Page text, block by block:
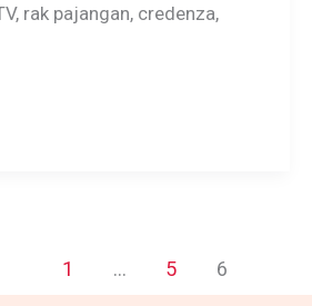
rak pajangan, credenza,
1 … 5 6